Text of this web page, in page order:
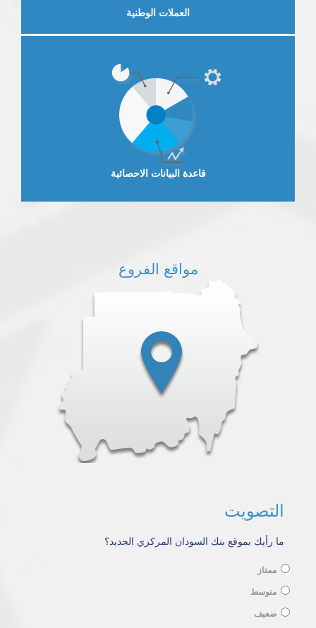
إقرأ المزيد
العملات الوطنية
قاعدة البيانات الاحصائية
مواقع الفروع
التصويت
ما رأيك بموقع بنك السودان المركزي الجديد؟
ممتاز
متوسط
ضعيف